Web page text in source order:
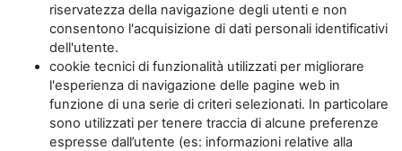
riservatezza della navigazione degli utenti e non
consentono l'acquisizione di dati personali identificativi
dell'utente.
cookie tecnici di funzionalità utilizzati per migliorare
l'esperienza di navigazione delle pagine web in
funzione di una serie di criteri selezionati. In particolare
sono utilizzati per tenere traccia di alcune preferenze
espresse dall’utente (es: informazioni relative alla